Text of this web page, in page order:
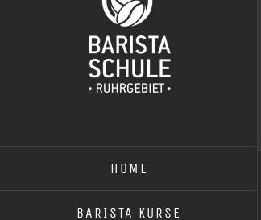
HOME
BARISTA KURSE